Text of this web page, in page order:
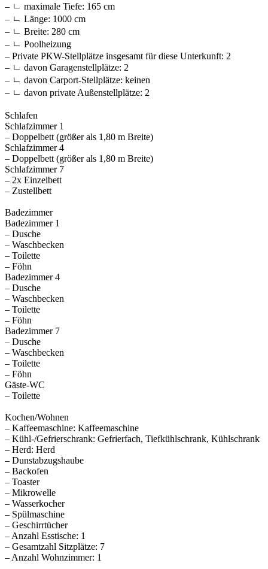
– ㄴ maximale Tiefe: 165 cm
– ㄴ Länge: 1000 cm
– ㄴ Breite: 280 cm
– ㄴ Poolheizung
– Private PKW-Stellplätze insgesamt für diese Unterkunft: 2
– ㄴ davon Garagenstellplätze: 2
– ㄴ davon Carport-Stellplätze: keinen
– ㄴ davon private Außen­stellplätze: 2
Schlafen
Schlafzimmer 1
– Doppelbett (größer als 1,80 m Breite)
Schlafzimmer 4
– Doppelbett (größer als 1,80 m Breite)
Schlafzimmer 7
– 2x Einzelbett
– Zustellbett
Badezimmer
Badezimmer 1
– Dusche
– Waschbecken
– Toilette
– Föhn
Badezimmer 4
– Dusche
– Waschbecken
– Toilette
– Föhn
Badezimmer 7
– Dusche
– Waschbecken
– Toilette
– Föhn
Gäste-WC
– Toilette
Kochen/Wohnen
– Kaffeemaschine: Kaffeemaschine
– Kühl-/Gefrierschrank: Gefrierfach, Tiefkühlschrank, Kühlschrank
– Herd: Herd
– Dunstabzugshaube
– Backofen
– Toaster
– Mikrowelle
– Wasserkocher
– Spülmaschine
– Geschirrtücher
– Anzahl Esstische: 1
– Gesamtzahl Sitzplätze: 7
– Anzahl Wohnzimmer: 1